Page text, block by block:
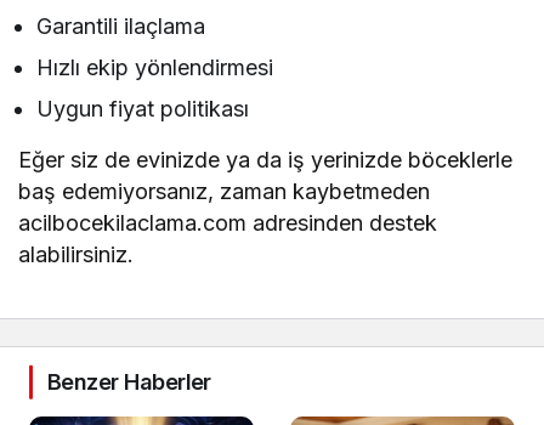
Garantili ilaçlama
Hızlı ekip yönlendirmesi
Uygun fiyat politikası
Eğer siz de evinizde ya da iş yerinizde böceklerle
baş edemiyorsanız, zaman kaybetmeden
acilbocekilaclama.com adresinden destek
alabilirsiniz.
Benzer Haberler